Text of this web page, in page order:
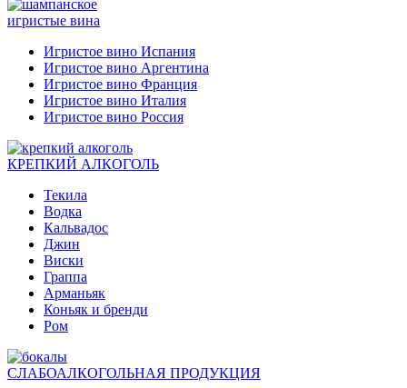
игристые вина
Игристое вино Испания
Игристое вино Аргентина
Игристое вино Франция
Игристое вино Италия
Игристое вино Россия
КРЕПКИЙ АЛКОГОЛЬ
Текила
Водка
Кальвадос
Джин
Виски
Граппа
Арманьяк
Коньяк и бренди
Ром
СЛАБОАЛКОГОЛЬНАЯ ПРОДУКЦИЯ